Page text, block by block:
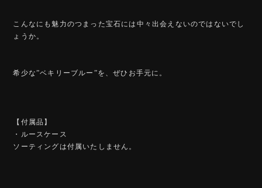
こんなにも魅力のつまった宝石には中々出会えないのではないでし
ょうか。
希少な”ベキリーブルー”を、ぜひお手元に。
【付属品】
・ルースケース
ソーティングは付属いたしません。